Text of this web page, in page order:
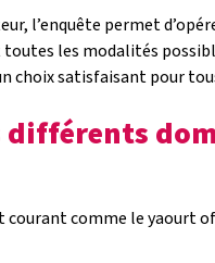
l’enquête permet
toutes les modalités
choix satisfaisant pour
différents
comme le yaourt